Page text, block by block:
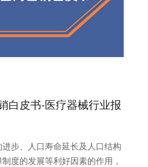
白皮书-医疗器械行业报
步、人口寿命延长及人口结构
度的发展等利好因素的作用，